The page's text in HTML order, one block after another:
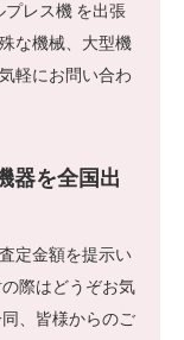
レス機 を出張
な機械、大型機
軽にお問い合わ
器を全国出
定金額を提示い
際はどうぞお気
、皆様からのご